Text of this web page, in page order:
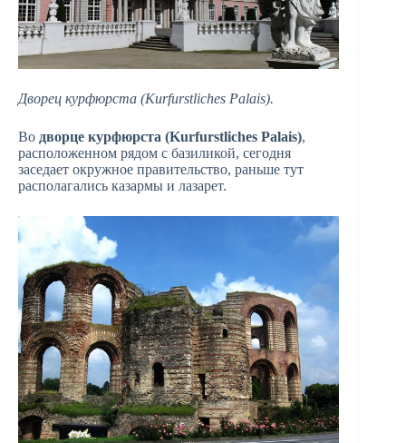
Дворец курфюрста (Kurfurstliches Palais).
Во дворце курфюрста (Kurfurstliches Palais),
расположенном рядом с базиликой, сегодня
заседает окружное правительство, раньше тут
располагались казармы и лазарет.